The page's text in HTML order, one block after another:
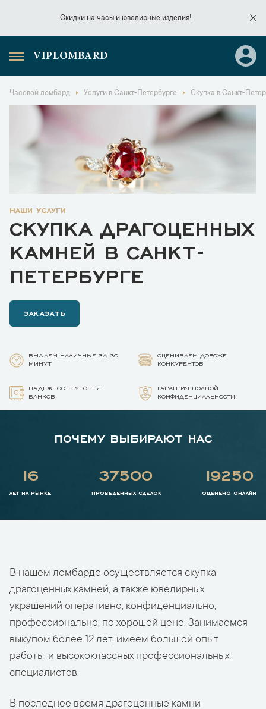
Скидки на часыи ювелирные изделия!
Скидки начасы
VIPLOMBARD
Часовой ломбард Услуги в Санкт-Петербурге Скупка в Санкт-
наши услуги
СКУПКА ДРАГОЦЕННЫХ
КАМНЕЙ В САНКТ-
ПЕТЕРБУРГЕ
ЗАКАЗАТЬ
ВЫДАЕМ НАЛИЧНЫЕ ЗА 30
МИНУТ
ОЦЕНИВАЕМ ДОРОЖЕ
КОНКУРЕНТОВ
НАДЕЖНОСТЬ УРОВНЯ
БАНКОВ
ГАРАНТИЯ ПОЛНОЙ
КОНФИДЕНЦИАЛЬНОСТИ
ПОЧЕМУ ВЫБИРАЮТ НАС
16
лет на рынке
37500
проведенных сделок
19250
оценено онлайн
В нашем ломбарде осуществляется скупка
драгоценных камней, а также ювелирных
украшений оперативно, конфиденциально,
профессионально, по хорошей цене. Занимаемся
выкупом более 12 лет, имеем большой опыт
работы, и высококлассных профессиональных
специалистов.
В последнее время драгоценные камни